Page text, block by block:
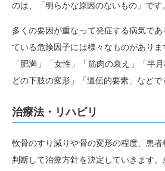
のは、「明らかな原因のないもの」です。
多くの要因が重なって発症する病気で
ている危険因子には様々なものがありま
「肥満」「女性」「筋肉の衰え」「半
どの下肢の変形」「遺伝的要素」などで
治療法・リハビリ
軟骨のすり減りや骨の変形の程度、患
判断して治療方針を決定していきます